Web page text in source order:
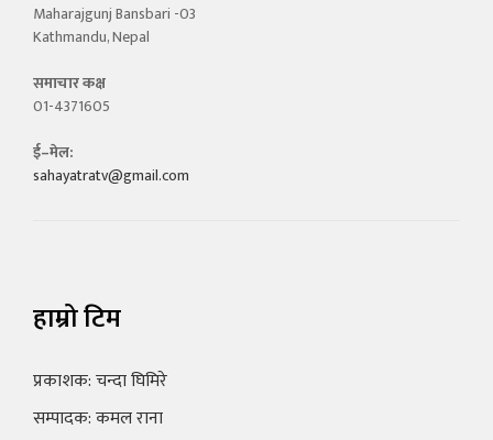
Maharajgunj Bansbari -03
Kathmandu, Nepal
समाचार कक्ष
01-4371605
ई–मेल:
sahayatratv@gmail.com
हाम्रो टिम
प्रकाशक: चन्दा घिमिरे
सम्पादक: कमल राना